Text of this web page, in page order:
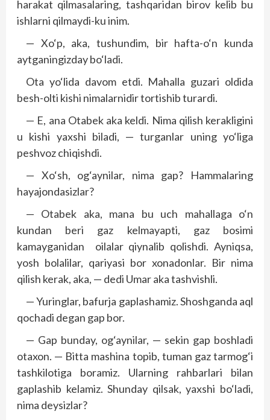
harakat qilmasalaring, tashqaridan birov kelib bu
ishlarni qilmaydi-ku inim.
— Xo‘p, aka, tushundim, bir hafta-o‘n kunda
aytganingizday bo‘ladi.
Ota yo‘lida davom etdi. Mahalla guzari oldida
besh-olti kishi nimalarnidir tortishib turardi.
— E, ana Otabek aka keldi. Nima qilish kerakligini
u kishi yaxshi biladi, — turganlar uning yo‘liga
peshvoz chiqishdi.
— Xo‘sh, og‘aynilar, nima gap? Hammalaring
hayajondasizlar?
— Otabek aka, mana bu uch mahallaga o‘n
kundan beri gaz kelmayapti, gaz bosimi
kamayganidan oilalar qiynalib qolishdi. Ayniqsa,
yosh bolalilar, qariyasi bor xonadonlar. Bir nima
qilish kerak, aka, — dedi Umar aka tashvishli.
— Yuringlar, bafurja gaplashamiz. Shoshganda aql
qochadi degan gap bor.
— Gap bunday, og‘aynilar, — sekin gap boshladi
otaxon. — Bitta mashina topib, tuman gaz tarmog‘i
tashkilotiga boramiz. Ularning rahbarlari bilan
gaplashib kelamiz. Shunday qilsak, yaxshi bo‘ladi,
nima deysizlar?